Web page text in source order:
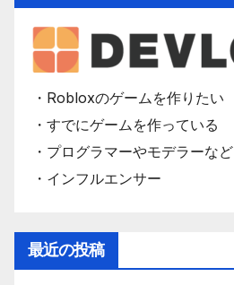
・Robloxのゲームを作りたい
・すでにゲームを作っている
・プログラマーやモデラーなど
・インフルエンサー
最近の投稿